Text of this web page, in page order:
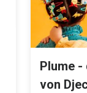
Plume -
von